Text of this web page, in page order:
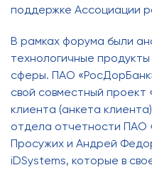
поддержке Ассоциации
В рамках форума были
технологичные
сферы. ПАО
свой совместный
клиента (анкета
отдела отчетности ПАО
Просужих и Андрей
iDSystems, которые в